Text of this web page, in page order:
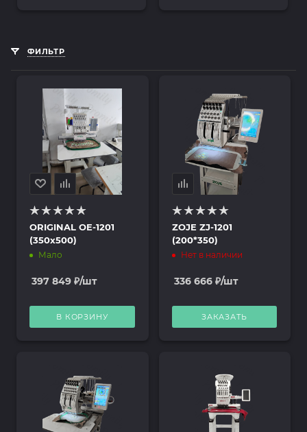
ФИЛЬТР
ORIGINAL OE-1201
(350х500)
Мало
397 849 ₽/шт
В КОРЗИНУ
ZOJE ZJ-1201
(200*350)
Нет в наличии
336 666₽/шт
ЗАКАЗАТЬ